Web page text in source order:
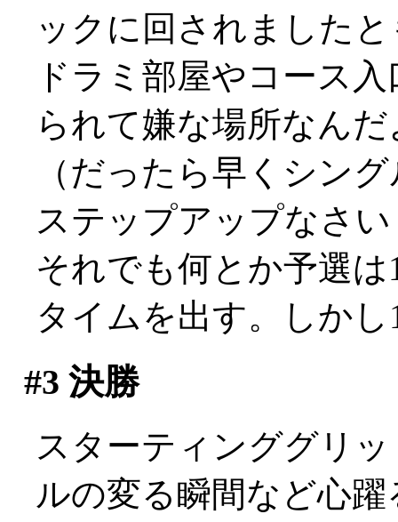
ックに回されました
ドラミ部屋やコース
られて嫌な場所なん
（だったら早くシン
ステップアップなさ
それでも何とか予選
タイムを出す。しかし
#3 決勝
スターティンググリ
ルの変る瞬間など心躍